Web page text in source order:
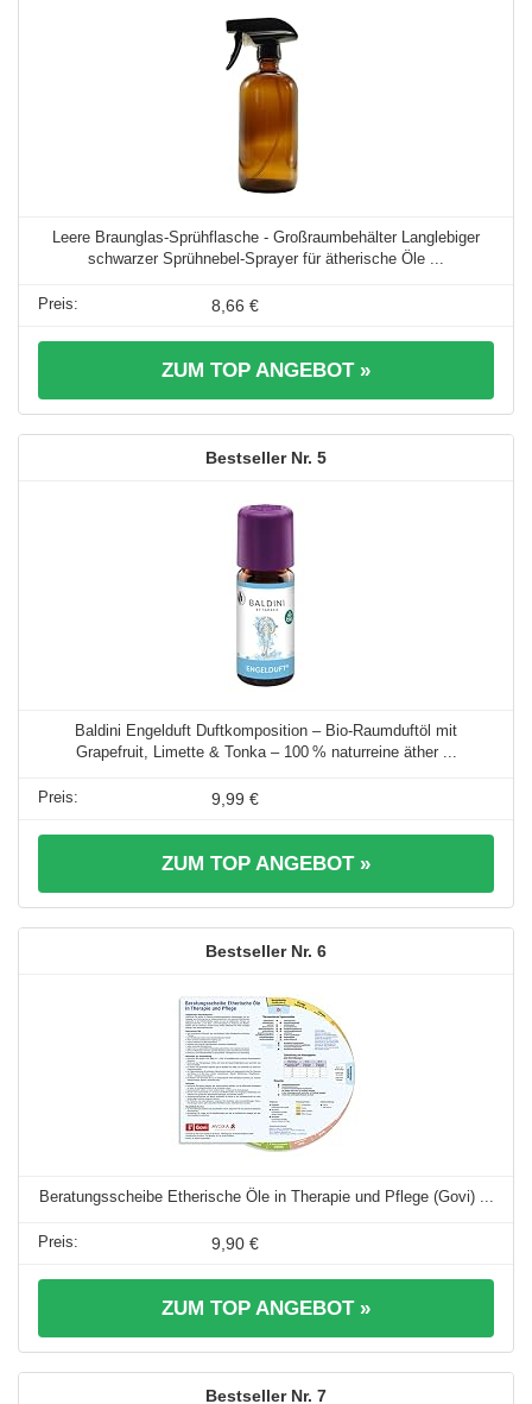
Leere Braunglas-Sprühflasche - Großraumbehälter Langlebiger
schwarzer Sprühnebel-Sprayer für ätherische Öle ...
8,66 €
ZUM TOP ANGEBOT »
5
Baldini Engelduft Duftkomposition – Bio-Raumduftöl mit
Grapefruit, Limette & Tonka – 100 % naturreine äther ...
9,99 €
ZUM TOP ANGEBOT »
6
Beratungsscheibe Etherische Öle in Therapie und Pflege (Govi) ...
9,90 €
ZUM TOP ANGEBOT »
7